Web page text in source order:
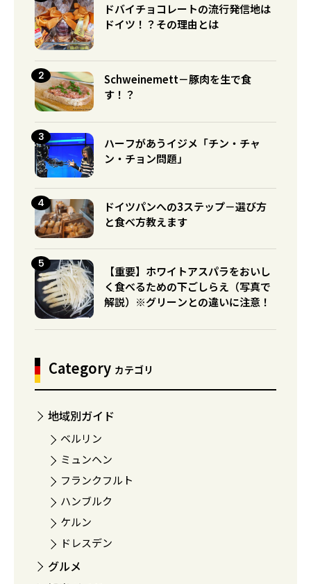
ドバイチョコレートの流行発信地は
ドイツ！？その理由とは
Schweinemett－豚肉を生で食
す！？
ハーフがあうイジメ「チン・チャ
ン・チョン問題」
ドイツパンへの3ステップ－選び方
と食べ方教えます
【重要】ホワイトアスパラをおいし
く食べるための下ごしらえ（写真で
解説）※グリーンとの違いに注意！
Category カテゴリ
地域別ガイド
ベルリン
ミュンヘン
フランクフルト
ハンブルク
ケルン
ドレスデン
グルメ